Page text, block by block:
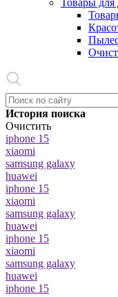
Товары для
История поиска
Очистить
iphone 15
xiaomi
samsung galaxy
huawei
iphone 15
xiaomi
samsung galaxy
huawei
iphone 15
xiaomi
samsung galaxy
huawei
iphone 15